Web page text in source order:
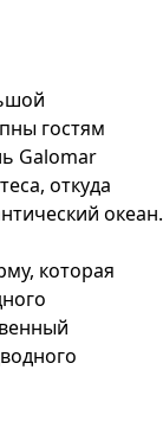
гостям
Galomar
откуда
океан.
которая